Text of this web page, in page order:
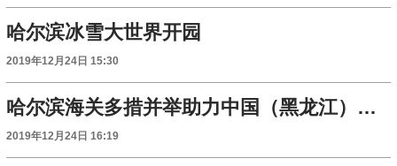
哈尔滨冰雪大世界开园
2019年12月24日 15:30
哈尔滨海关多措并举助力中国（黑龙江）自贸区建设
2019年12月24日 16:19